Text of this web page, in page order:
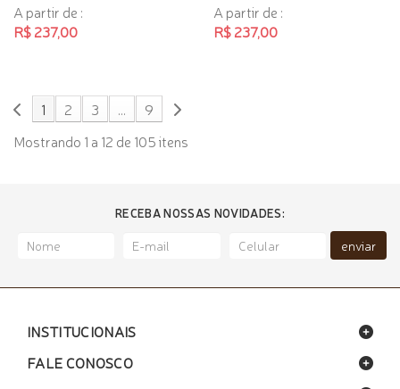
A partir de :
R$ 237,00
A partir de :
R$ 237,00
1 2 3 ...
9
Mostrando 1 a 12 de 105 itens
RECEBA NOSSAS NOVIDADES:
enviar
INSTITUCIONAIS
FALE CONOSCO